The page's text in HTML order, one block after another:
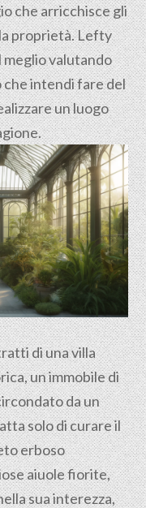
che arricchisce gli
proprietà. Lefty
meglio valutando
che intendi fare del
un luogo
di una villa
un immobile di
da un
solo di curare il
erboso
aiuole fiorite,
sua interezza,